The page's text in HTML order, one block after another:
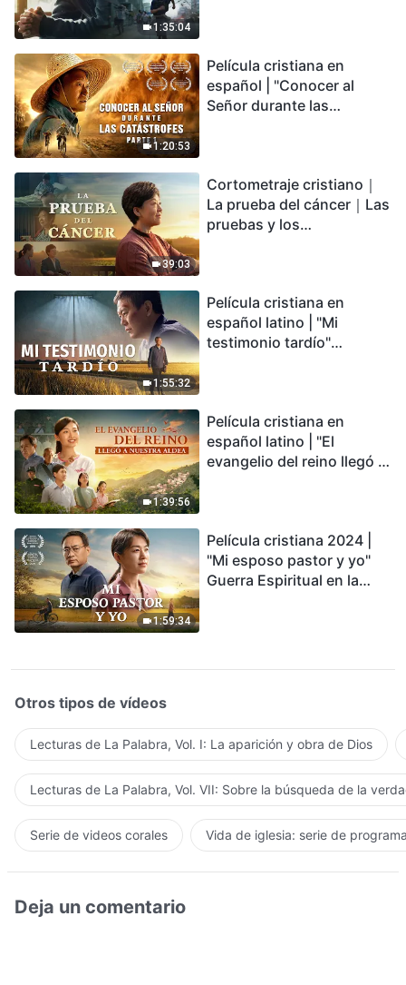
1:35:04
podemos sobrevivir?
1:20:53
Película cristiana en
español | "Conocer al
Señor durante las
encontrarás refugio?
39:03
Cortometraje cristiano｜
La prueba del cáncer｜Las
pruebas y los
1:55:32
Película cristiana en
español latino | "Mi
testimonio tardío"
conmovedor
1:39:56
Película cristiana en
español latino | "El
evangelio del reino llegó a
1:59:34
Película cristiana 2024 |
"Mi esposo pastor y yo"
Guerra Espiritual en la
Otros tipos de vídeos
Lecturas de La Palabra, Vol. I: La aparición y obra de Dios
Lecturas de La Palabra, Vol. VII: Sobre la búsqueda de la
Serie de videos corales Vida de iglesia: serie de
Deja un comentario